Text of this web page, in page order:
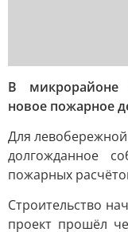
В микрорайоне
новое пожарное
Для
долгожданное
пожарных
Строительство
проект прошёл